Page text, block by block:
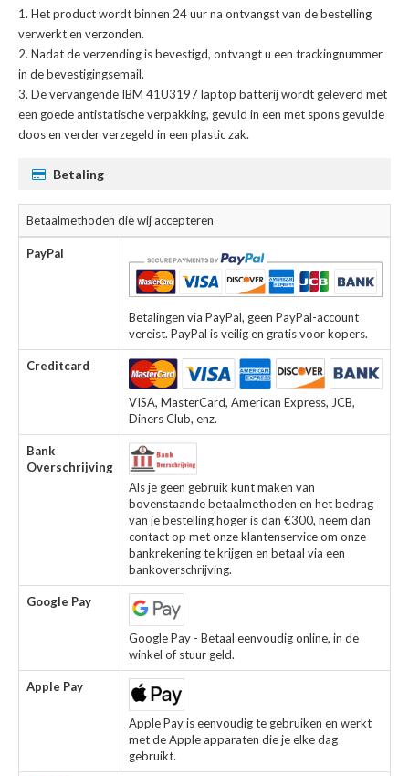
Het product wordt binnen 24 uur na ontvangst van de bestelling
verwerkt en verzonden.
Nadat de verzending is bevestigd, ontvangt u een trackingnummer
in de bevestigingsemail.
Devervangende IBM 41U3197 laptop batterijwordt geleverd met
een goede antistatische verpakking, gevuld in een met spons gevulde
doos en verder verzegeld in een plastic zak.
Betaling
Betaalmethoden die wij accepteren
PayPal
Betalingen via PayPal, geen PayPal-account
vereist. PayPal is veilig en gratis voor kopers.
Creditcard
VISA, MasterCard, American Express, JCB,
Diners Club, enz.
Bank
Overschrijving
Als je geen gebruik kunt maken van
bovenstaande betaalmethoden en het bedrag
van je bestelling hoger is dan €300, neem dan
contact op met onze klantenservice om onze
bankrekening te krijgen en betaal via een
bankoverschrijving.
Google Pay
Google Pay - Betaal eenvoudig online, in de
winkel of stuur geld.
Apple Pay
Apple Pay is eenvoudig te gebruiken en werkt
met de Apple apparaten die je elke dag
gebruikt.